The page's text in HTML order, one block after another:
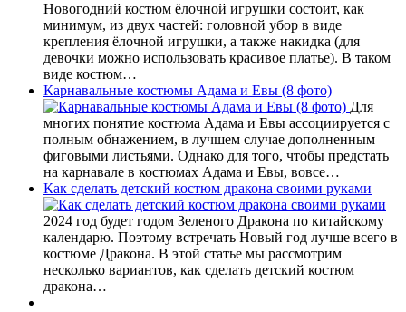
Новогодний костюм ёлочной игрушки состоит, как
минимум, из двух частей: головной убор в виде
крепления ёлочной игрушки, а также накидка (для
девочки можно использовать красивое платье). В таком
виде костюм…
Карнавальные костюмы Адама и Евы (8 фото)
Для
многих понятие костюма Адама и Евы ассоциируется с
полным обнажением, в лучшем случае дополненным
фиговыми листьями. Однако для того, чтобы предстать
на карнавале в костюмах Адама и Евы, вовсе…
Как сделать детский костюм дракона своими руками
2024 год будет годом Зеленого Дракона по китайскому
календарю. Поэтому встречать Новый год лучше всего в
костюме Дракона. В этой статье мы рассмотрим
несколько вариантов, как сделать детский костюм
дракона…